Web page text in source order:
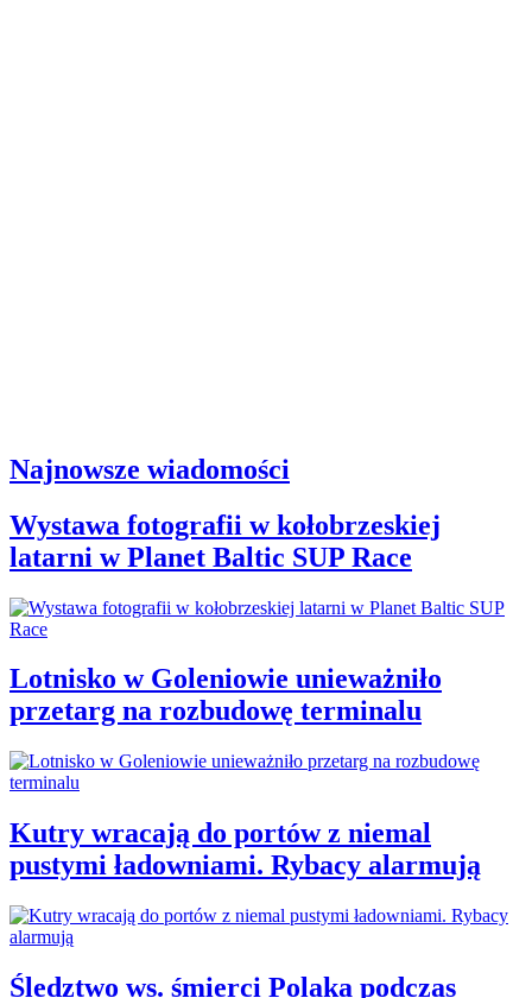
Najnowsze wiadomości
Wystawa fotografii w kołobrzeskiej
latarni w Planet Baltic SUP Race
Lotnisko w Goleniowie unieważniło
przetarg na rozbudowę terminalu
Kutry wracają do portów z niemal
pustymi ładowniami. Rybacy alarmują
Śledztwo ws. śmierci Polaka podczas